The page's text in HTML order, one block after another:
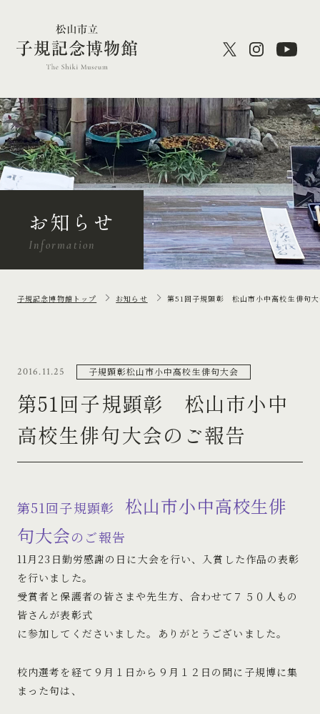
お知らせ
Information
子規記念博物館トップ お知らせ 第51回子規顕彰 松山市小中高校生俳句
2016.11.25 子規顕彰松山市小中高校生俳句大会
第51回子規顕彰 松山市小中
高校生俳句大会のご報告
第51回子規顕彰
松山市小中高校生俳
句大会のご報告
11月23日勤労感謝の日に大会を行い、入賞した作品の表彰
を行いました。
受賞者と保護者の皆さまや先生方、合わせて７５０人もの
皆さんが表彰式
に参加してくださいました。ありがとうございました。
校内選考を経て９月１日から９月１２日の間に子規博に集
まった句は、